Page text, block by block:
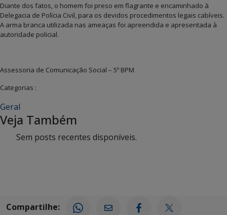
Diante dos fatos, o homem foi preso em flagrante e encaminhado à
Delegacia de Polícia Civil, para os devidos procedimentos legais cabíveis.
A arma branca utilizada nas ameaças foi apreendida e apresentada à
autoridade policial.
Assessoria de Comunicação Social – 5º BPM
Categorias :
Geral
Veja Também
Sem posts recentes disponíveis.
Compartilhe: